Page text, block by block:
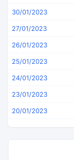
30/01/2023
27/01/2023
26/01/2023
25/01/2023
24/01/2023
23/01/2023
20/01/2023